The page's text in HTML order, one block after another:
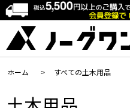
ホーム > すべての土木用品